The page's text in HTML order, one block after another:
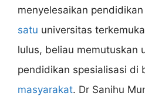
menyelesaikan
satu universitas
lulus, beliau memutuskan
pendidikan spesialisasi di
masyarakat. Dr Sanihu